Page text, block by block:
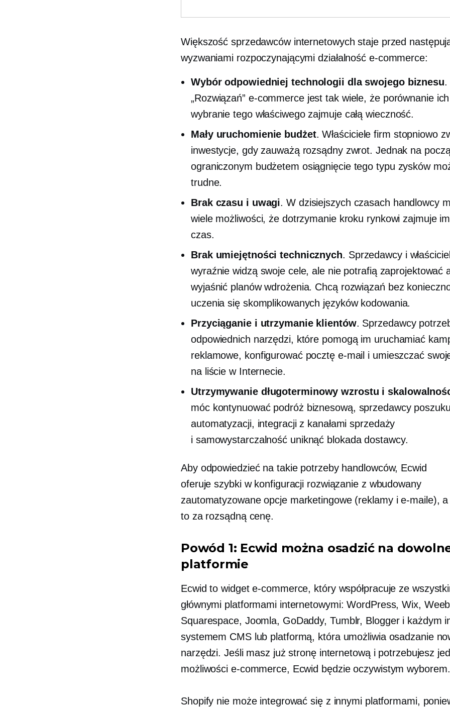
Większość sprzedawców internetowych staje przed
wyzwaniami rozpoczynającymi działalność e-commerce:
Wybór odpowiedniej technologii dla swojego biznesu.
„Rozwiązań” e-commerce jest tak wiele, że porównanie
wybranie tego właściwego zajmuje całą wieczność.
Mały uruchomienie budżet. Właściciele firm stopniowo
inwestycje, gdy zauważą rozsądny zwrot. Jednak na
ograniczonym budżetem osiągnięcie tego typu zysków
trudne.
Brak czasu i uwagi. W dzisiejszych czasach handlowcy
wiele możliwości, że dotrzymanie kroku rynkowi zajmuje im
czas.
Brak umiejętności technicznych. Sprzedawcy i
wyraźnie widzą swoje cele, ale nie potrafią zaprojektować
wyjaśnić planów wdrożenia. Chcą rozwiązań bez
uczenia się skomplikowanych języków kodowania.
Przyciąganie i utrzymanie klientów. Sprzedawcy
odpowiednich narzędzi, które pomogą im uruchamiać
reklamowe, konfigurować pocztę e-mail i umieszczać
na liście w Internecie.
Utrzymywanie długoterminowy wzrostu i
móc kontynuować podróż biznesową, sprzedawcy
automatyzacji, integracji z kanałami sprzedaży
i samowystarczalność uniknąć blokada dostawcy.
Aby odpowiedzieć na takie potrzeby handlowców, Ecwid
oferujeszybki w konfiguracji rozwiązanie z wbudowany
zautomatyzowane opcje marketingowe (reklamy i e-maile),
to za rozsądną cenę.
Powód 1: Ecwid można osadzić na
platformie
Ecwid to widget e-commerce, który współpracuje ze
głównymi platformami internetowymi: WordPress, Wix,
Squarespace, Joomla, GoDaddy, Tumblr, Blogger i każdym
systemem CMS lub platformą, która umożliwia osadzanie
narzędzi. Jeśli masz już stronę internetową i potrzebujesz
możliwości e-commerce, Ecwid będzie oczywistym wyborem.
Shopify nie może integrować się z innymi platformami,